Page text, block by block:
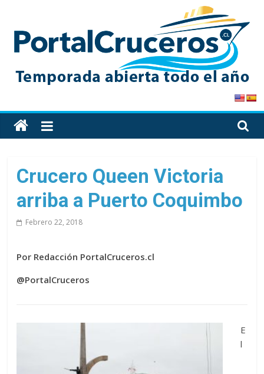
content
PortalCruceros
Toda
la
de
cruceros
en
un
solo
Crucero Queen Victoria
arriba a Puerto Coquimbo
Febrero 22, 2018
Por Redacción PortalCruceros.cl
@PortalCruceros
E
l